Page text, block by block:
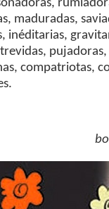
maduradas,
inéditarias,
pujadoras,
compatriotas,